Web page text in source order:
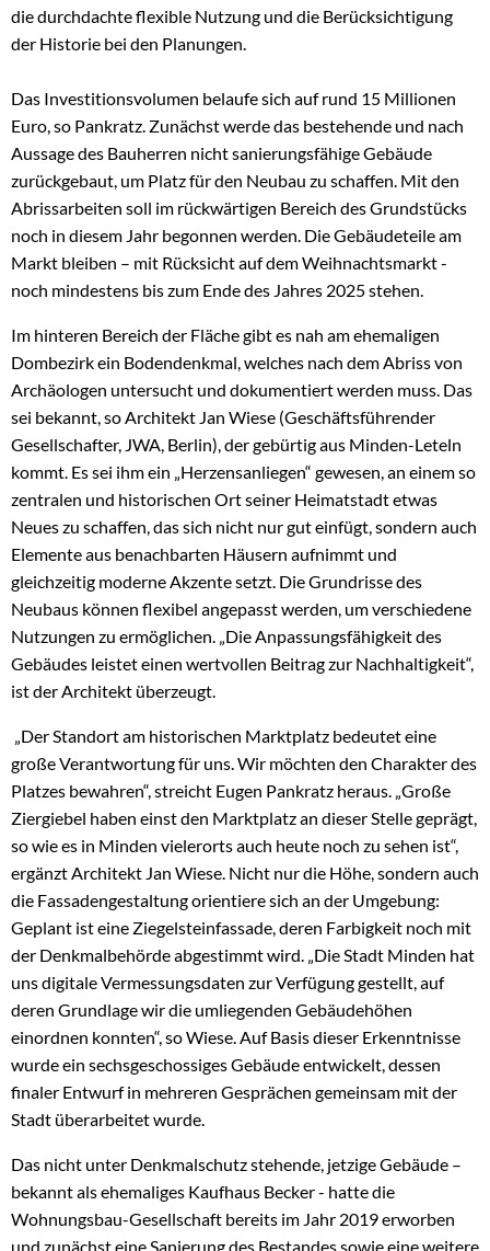
die durchdachte flexible Nutzung und die Berücksichtigung
der Historie bei den Planungen.
Das Investitionsvolumen belaufe sich auf rund 15 Millionen
Euro, so Pankratz. Zunächst werde das bestehende und nach
Aussage des Bauherren nicht sanierungsfähige Gebäude
zurückgebaut, um Platz für den Neubau zu schaffen. Mit den
Abrissarbeiten soll im rückwärtigen Bereich des Grundstücks
noch in diesem Jahr begonnen werden. Die Gebäudeteile am
Markt bleiben – mit Rücksicht auf dem Weihnachtsmarkt -
noch mindestens bis zum Ende des Jahres 2025 stehen.
Im hinteren Bereich der Fläche gibt es nah am ehemaligen
Dombezirk ein Bodendenkmal, welches nach dem Abriss von
Archäologen untersucht und dokumentiert werden muss. Das
sei bekannt, so Architekt Jan Wiese (Geschäftsführender
Gesellschafter, JWA, Berlin), der gebürtig aus Minden-Leteln
kommt. Es sei ihm ein „Herzensanliegen“ gewesen, an einem so
zentralen und historischen Ort seiner Heimatstadt etwas
Neues zu schaffen, das sich nicht nur gut einfügt, sondern auch
Elemente aus benachbarten Häusern aufnimmt und
gleichzeitig moderne Akzente setzt. Die Grundrisse des
Neubaus können flexibel angepasst werden, um verschiedene
Nutzungen zu ermöglichen. „Die Anpassungsfähigkeit des
Gebäudes leistet einen wertvollen Beitrag zur Nachhaltigkeit“,
ist der Architekt überzeugt.
„Der Standort am historischen Marktplatz bedeutet eine
große Verantwortung für uns. Wir möchten den Charakter des
Platzes bewahren“, streicht Eugen Pankratz heraus. „Große
Ziergiebel haben einst den Marktplatz an dieser Stelle geprägt,
so wie es in Minden vielerorts auch heute noch zu sehen ist“,
ergänzt Architekt Jan Wiese. Nicht nur die Höhe, sondern auch
die Fassadengestaltung orientiere sich an der Umgebung:
Geplant ist eine Ziegelsteinfassade, deren Farbigkeit noch mit
der Denkmalbehörde abgestimmt wird. „Die Stadt Minden hat
uns digitale Vermessungsdaten zur Verfügung gestellt, auf
deren Grundlage wir die umliegenden Gebäudehöhen
einordnen konnten“, so Wiese. Auf Basis dieser Erkenntnisse
wurde ein sechsgeschossiges Gebäude entwickelt, dessen
finaler Entwurf in mehreren Gesprächen gemeinsam mit der
Stadt überarbeitet wurde.
Das nicht unter Denkmalschutz stehende, jetzige Gebäude –
bekannt als ehemaliges Kaufhaus Becker - hatte die
Wohnungsbau-Gesellschaft bereits im Jahr 2019 erworben
und zunächst eine Sanierung des Bestandes sowie eine weitere